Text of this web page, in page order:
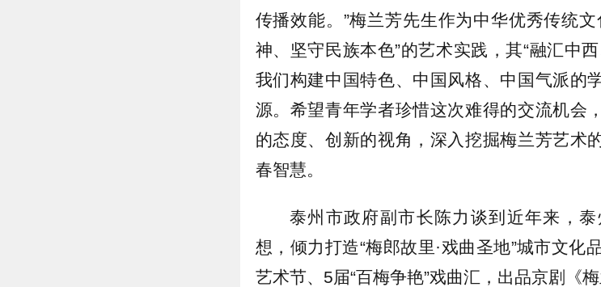
传播效能。”梅兰芳先生作为中华优秀传统
神、坚守民族本色”的艺术实践，其“融汇中
我们构建中国特色、中国风格、中国气派的
源。希望青年学者珍惜这次难得的交流机会
的态度、创新的视角，深入挖掘梅兰芳艺术
春智慧。
泰州市政府副市长陈力谈到近年来，
想，倾力打造“梅郎故里·戏曲圣地”城市文化
艺术节、5届“百梅争艳”戏曲汇，出品京剧《